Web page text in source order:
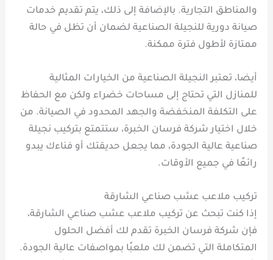
والمناطق التجارية. بالإضافة إلى ذلك، يتم تقديم خدمات
صيانة دورية للنجيلة الصناعية لضمان أن تظل في حالة
ممتازة لأطول فترة ممكنة.
أيضا، تعتبر النجيلة الصناعية من الخيارات المثالية
للمنازل التي تحتاج إلى مساحات خضراء ولكن مع الحفاظ
على التكلفة المنخفضة والجهد المحدود في الصيانة. من
خلال اختيار شركة فرسان الخبرة، ستتمتع بتركيب نجيلة
صناعية عالية الجودة، مما يجعل حديقتك أو فناءك يبدو
رائعًا في جميع الأوقات.
تركيب ملاعب عشب صناعي الشارقة
إذا كنت تبحث عن تركيب ملاعب عشب صناعي الشارقة،
فإن شركة فرسان الخبرة تقدم لك أفضل الحلول
المتكاملة التي تضمن لك ملعبًا بمواصفات عالية الجودة.